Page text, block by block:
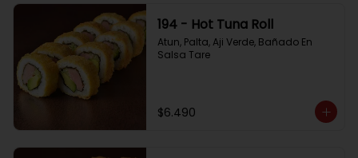
194 - Hot Tuna Roll
Atun, Palta, Aji Verde, Bañado En
Salsa Tare
$6.490